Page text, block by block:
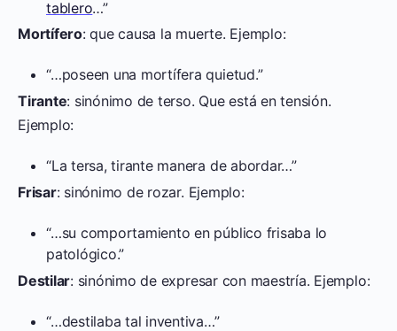
tablero…”
Mortífero: que causa la muerte. Ejemplo:
“…poseen una mortífera quietud.”
Tirante: sinónimo de terso. Que está en tensión.
Ejemplo:
“La tersa, tirante manera de abordar…”
Frisar: sinónimo de rozar. Ejemplo:
“…su comportamiento en público frisaba lo
patológico.”
Destilar: sinónimo de expresar con maestría. Ejemplo:
“…destilaba tal inventiva…”